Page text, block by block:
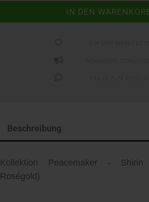
Beschreibung
Kollektion Peacemaker - Shirin
Roségold)